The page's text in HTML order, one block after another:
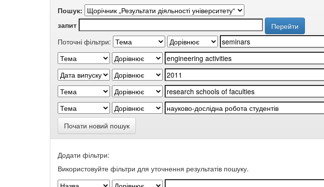
Пошук:
запит
Поточні фільтри:
Почати новий пошук
Додати фільтри:
Використовуйте фільтри для уточнення результатів пошуку.